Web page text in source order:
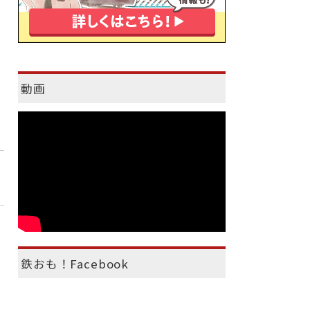
動画
鉄おも！Facebook